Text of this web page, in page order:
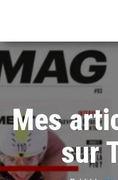
GLISSE) avec
la méthode
SENSORIELLE
Mes
sur